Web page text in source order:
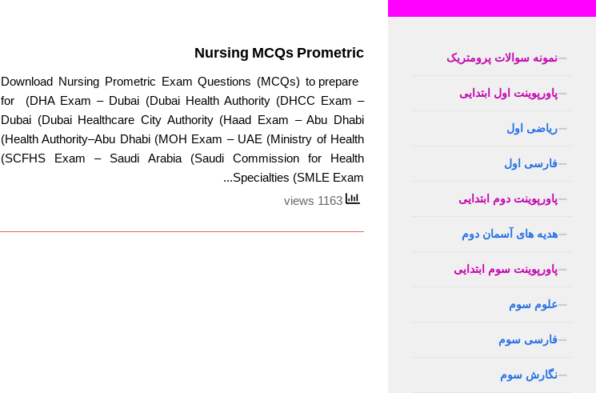
Nursing MCQs Prometric
Download Nursing Prometric Exam Questions (MCQs) to prepare
for (DHA Exam – Dubai (Dubai Health Authority (DHCC Exam –
Dubai (Dubai Healthcare City Authority (Haad Exam – Abu Dhabi
(Health Authority–Abu Dhabi (MOH Exam – UAE (Ministry of Health
(SCFHS Exam – Saudi Arabia (Saudi Commission for Health
Specialties (SMLE Exam...
نمونه سوالات پرومتریک
پاورپوینت اول ابتدایی
ریاضی اول
فارسی اول
پاورپوینت دوم ابتدایی
هدیه های آسمان دوم
پاورپوینت سوم ابتدایی
علوم سوم
فارسی سوم
نگارش سوم